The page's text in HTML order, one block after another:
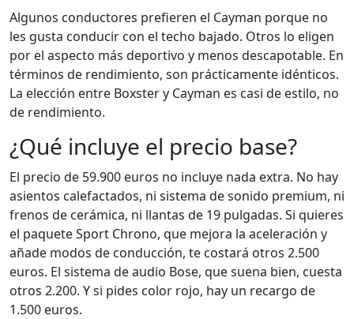
Algunos conductores prefieren el Cayman porque no
les gusta conducir con el techo bajado. Otros lo eligen
por el aspecto más deportivo y menos descapotable. En
términos de rendimiento, son prácticamente idénticos.
La elección entre Boxster y Cayman es casi de estilo, no
de rendimiento.
¿Qué incluye el precio base?
El precio de 59.900 euros no incluye nada extra. No hay
asientos calefactados, ni sistema de sonido premium, ni
frenos de cerámica, ni llantas de 19 pulgadas. Si quieres
el paquete Sport Chrono, que mejora la aceleración y
añade modos de conducción, te costará otros 2.500
euros. El sistema de audio Bose, que suena bien, cuesta
otros 2.200. Y si pides color rojo, hay un recargo de
1.500 euros.